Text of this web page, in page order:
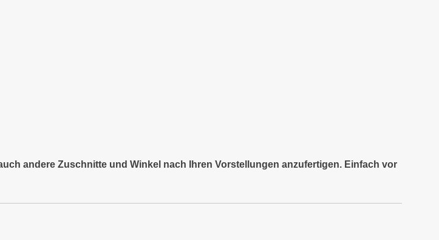
andere Zuschnitte und Winkel nach Ihren Vorstellungen anzufertigen. Einfach vor